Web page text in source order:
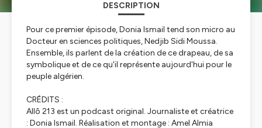
DESCRIPTION
Pour ce premier épisode, Donia Ismail tend son micro au
Docteur en sciences politiques, Nedjib Sidi Moussa.
Ensemble, ils parlent de la création de ce drapeau, de sa
symbolique et de ce qu'il représente aujourd'hui pour le
peuple algérien.
CRÉDITS :
Allô 213 est un podcast original. Journaliste et créatrice
: Donia Ismail. Réalisation et montage : Amel Almia